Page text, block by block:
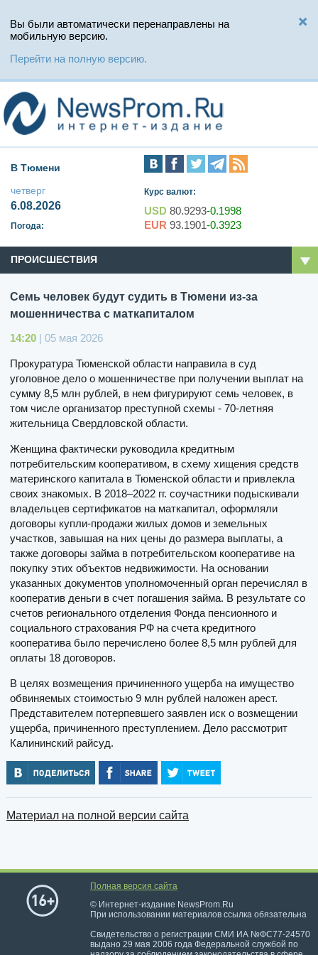
Вы были автоматически перенаправлены на
мобильную версию.
Перейти на полную версию.
В Тюмени
четверг
6.08.2026
Погода:
Курс валют:
USD 80.9293-0.1998
EUR 93.1901-0.3923
ПРОИСШЕСТВИЯ
Семь человек будут судить в Тюмени из-за
мошенничества с маткапиталом
14:20 | 05 мая 2026
Прокуратура Тюменской области направила в суд
уголовное дело о мошенничестве при получении выплат на
сумму 8,5 млн рублей, в нем фигурируют семь человек, в
том числе организатор преступной схемы - 70-летняя
жительница Свердловской области.
Женщина фактически руководила кредитным
потребительским кооперативом, в схему хищения средств
материнского капитала в Тюменской области и привлекла
своих знакомых. В 2018–2022 гг. соучастники подыскивали
владельцев сертификатов на маткапитал, оформляли
договоры купли-продажи жилых домов и земельных
участков, завышая на них цены до размера выплаты, а
также договоры займа в потребительском кооперативе на
покупку этих объектов недвижимости. На основании
указанных документов уполномоченный орган перечислял в
кооператив деньги в счет погашения займа. В результате со
счетов регионального отделения Фонда пенсионного и
социального страхования РФ на счета кредитного
кооператива было перечислено более 8,5 млн рублей для
оплаты 18 договоров.
В целях возмещения причиненного ущерба на имущество
обвиняемых стоимостью 9 млн рублей наложен арест.
Представителем потерпевшего заявлен иск о возмещении
ущерба, причиненного преступлением. Дело рассмотрит
Калининский райсуд.
Материал на полной версии сайта
Полная версия сайта
© Интернет-издание NewsProm.Ru
При использовании материалов ссылка обязательна
Свидетельство о регистрации СМИ ИА №ФС77-24570
выдано 29 мая 2006 года Федеральной службой по